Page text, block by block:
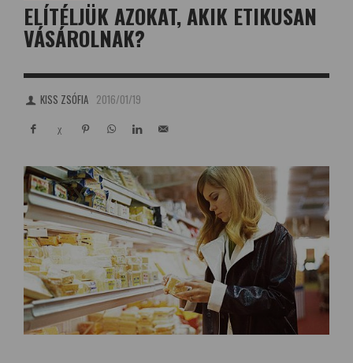
ELÍTÉLJÜK AZOKAT, AKIK ETIKUSAN
VÁSÁROLNAK?
KISS ZSÓFIA 2016/01/19